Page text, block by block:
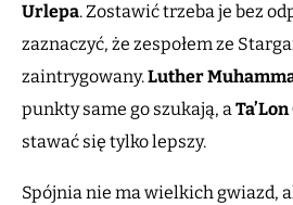
Urlepa. Zostawić trzeba je bez
zaznaczyć, że zespołem ze
zaintrygowany.Luther
punkty same go szukają, aTa’Lon
stawać się tylko lepszy.
Spójnia nie ma wielkich gwiazd,